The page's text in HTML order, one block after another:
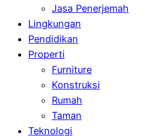
Jasa Penerjemah
Lingkungan
Pendidikan
Properti
Furniture
Konstruksi
Rumah
Taman
Teknologi